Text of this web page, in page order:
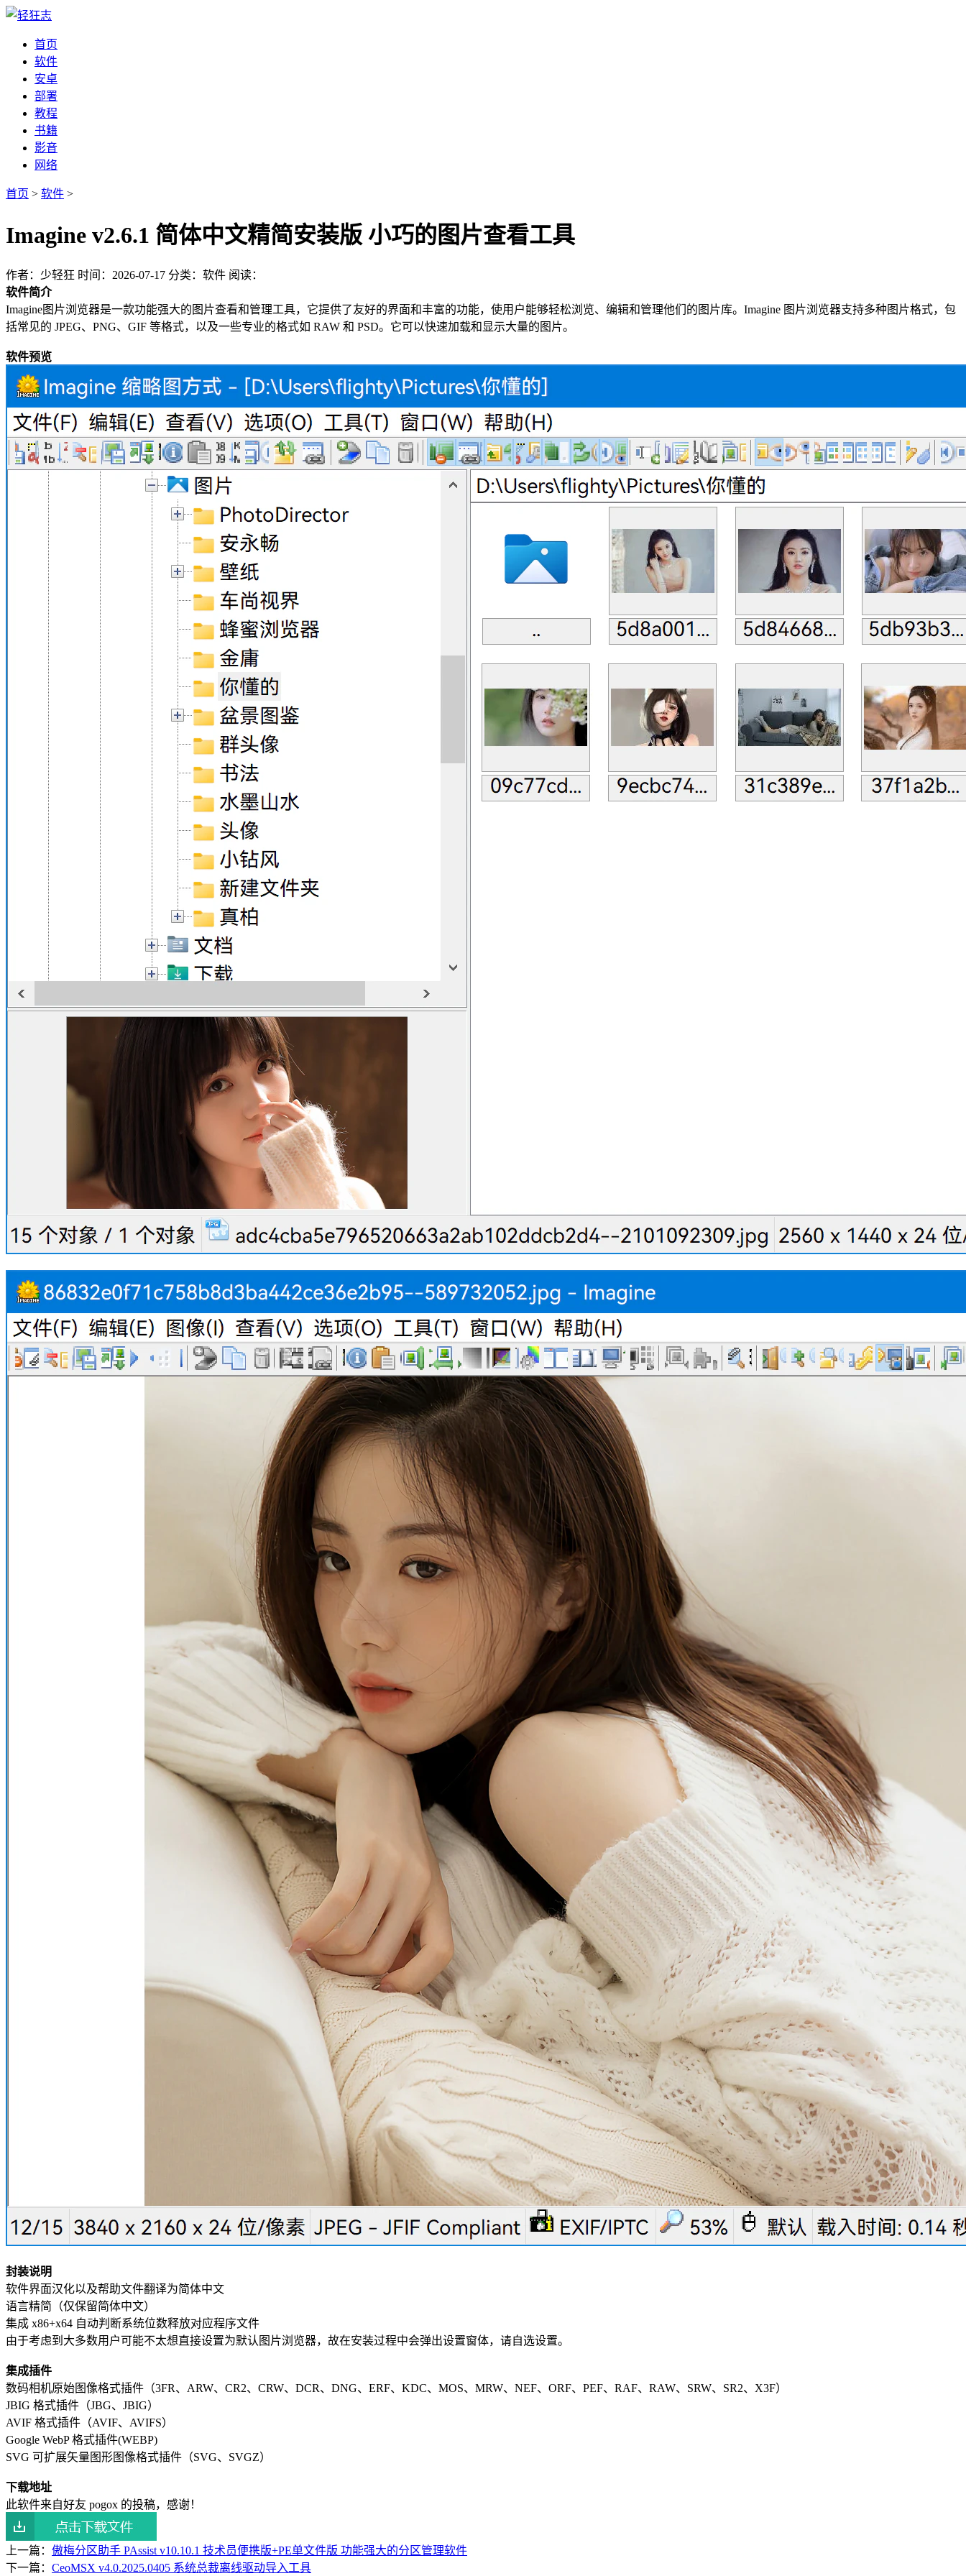
首页
软件
安卓
部署
教程
书籍
影音
网络
首页 > 软件 >
Imagine v2.6.1 简体中文精简安装版 小巧的图片查看工具
作者：少轻狂 时间：2026-07-17 分类：软件 阅读：
软件简介
Imagine图片浏览器是一款功能强大的图片查看和管理工具，它提供了友好的界面和丰富的功能，使用户能够轻松浏览、编辑和管理他们的图片库。Imagine 图片浏览器支持多种图片格式，包
括常见的 JPEG、PNG、GIF 等格式，以及一些专业的格式如 RAW 和 PSD。它可以快速加载和显示大量的图片。
软件预览
封装说明
软件界面汉化以及帮助文件翻译为简体中文
语言精简（仅保留简体中文）
集成 x86+x64 自动判断系统位数释放对应程序文件
由于考虑到大多数用户可能不太想直接设置为默认图片浏览器，故在安装过程中会弹出设置窗体，请自选设置。
集成插件
数码相机原始图像格式插件（3FR、ARW、CR2、CRW、DCR、DNG、ERF、KDC、MOS、MRW、NEF、ORF、PEF、RAF、RAW、SRW、SR2、X3F）
JBIG 格式插件（JBG、JBIG）
AVIF 格式插件（AVIF、AVIFS）
Google WebP 格式插件(WEBP)
SVG 可扩展矢量图形图像格式插件（SVG、SVGZ）
下载地址
此软件来自好友 pogox 的投稿，感谢！
上一篇： 傲梅分区助手 PAssist v10.10.1 技术员便携版+PE单文件版 功能强大的分区管理软件
下一篇： CeoMSX v4.0.2025.0405 系统总裁离线驱动导入工具